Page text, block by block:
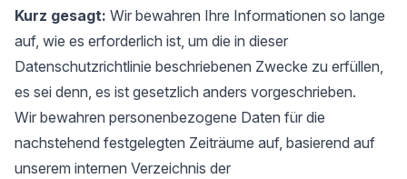
Kurz gesagt: Wir bewahren Ihre Informationen so lange
auf, wie es erforderlich ist, um die in dieser
Datenschutzrichtlinie beschriebenen Zwecke zu erfüllen,
es sei denn, es ist gesetzlich anders vorgeschrieben.
Wir bewahren personenbezogene Daten für die
nachstehend festgelegten Zeiträume auf, basierend auf
unserem internen Verzeichnis der